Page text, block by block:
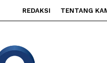
REDAKSI TENTANG